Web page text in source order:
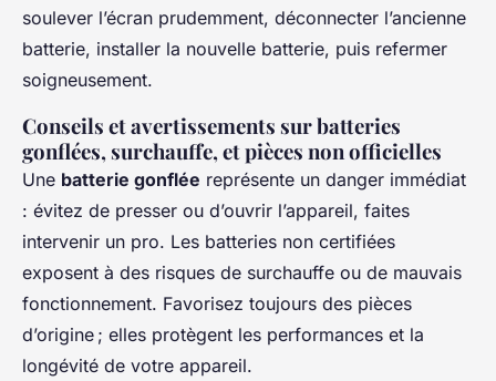
soulever l’écran prudemment, déconnecter l’ancienne
batterie, installer la nouvelle batterie, puis refermer
soigneusement.
Conseils et avertissements sur batteries
gonflées, surchauffe, et pièces non officielles
Une batterie gonflée représente un danger immédiat
: évitez de presser ou d’ouvrir l’appareil, faites
intervenir un pro. Les batteries non certifiées
exposent à des risques de surchauffe ou de mauvais
fonctionnement. Favorisez toujours des pièces
d’origine ; elles protègent les performances et la
longévité de votre appareil.